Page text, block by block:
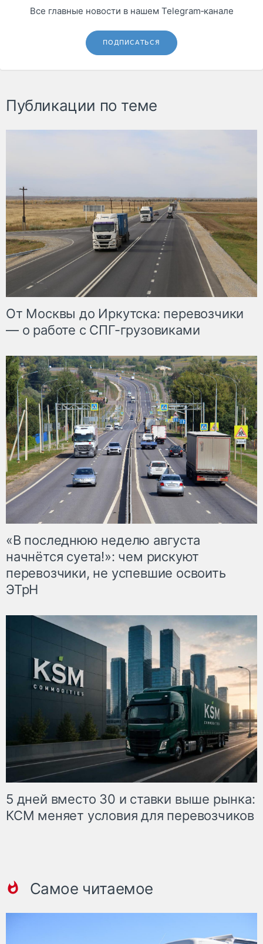
Все главные новости в нашем Telegram‑канале
ПОДПИСАТЬСЯ
Публикации по теме
От Москвы до Иркутска: перевозчики
— о работе с СПГ-грузовиками
«В последнюю неделю августа
начнётся суета!»: чем рискуют
перевозчики, не успевшие освоить
ЭТрН
5 дней вместо 30 и ставки выше рынка:
КСМ меняет условия для перевозчиков
Самое читаемое